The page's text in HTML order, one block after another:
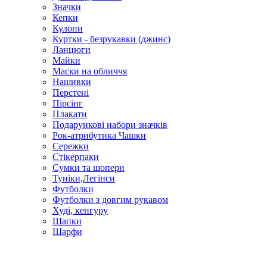
Значки
Кепки
Кулони
Куртки - безрукавки (джинс)
Ланцюги
Майки
Маски на обличчя
Нашивки
Перстені
Пірсінг
Плакати
Подарункові набори значків
Рок-атрибутика Чашки
Сережки
Стікерпаки
Сумки та шопери
Туніки,Легінси
Футболки
Футболки з довгим рукавом
Худі, кенгуру
Шапки
Шарфи